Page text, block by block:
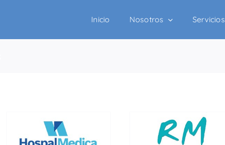
Inicio Nosotros Servicios